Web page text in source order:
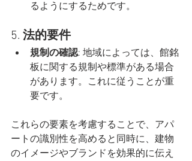
るようにするためです。
5. 法的要件
規制の確認: 地域によっては、館銘
板に関する規制や標準がある場合
があります。これに従うことが重
要です。
これらの要素を考慮することで、アパ
ートの識別性を高めると同時に、建物
のイメージやブランドを効果的に伝え